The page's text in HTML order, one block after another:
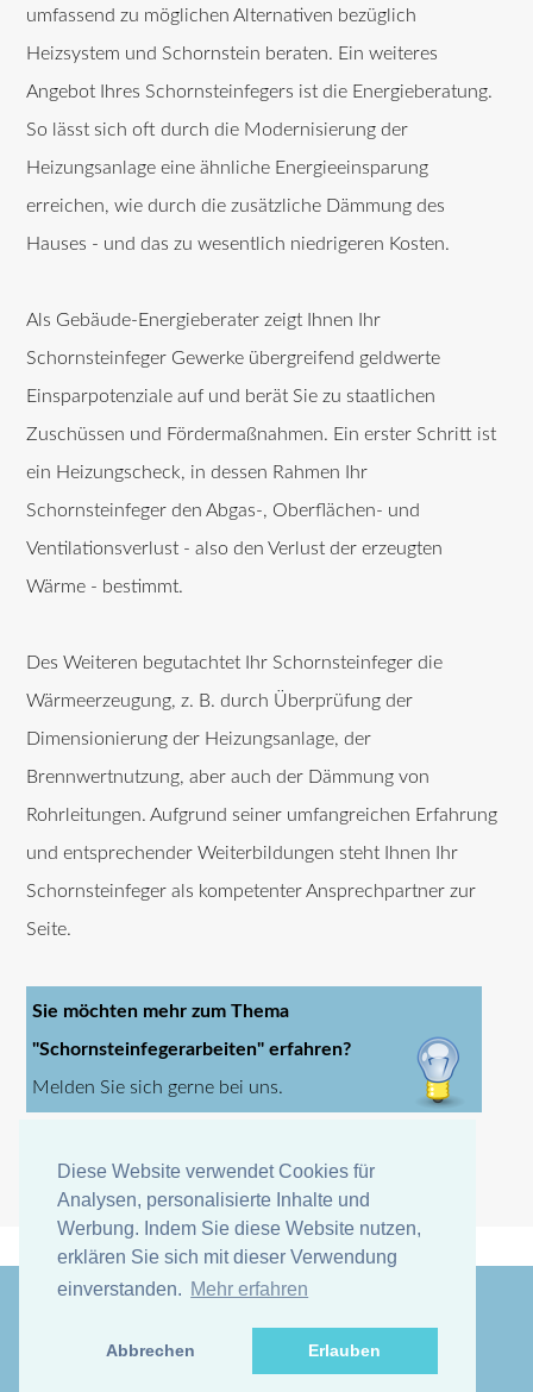
Diese Website verwendet Cookies für
Analysen, personalisierte Inhalte und
Werbung. Indem Sie diese Website nutzen,
erklären Sie sich mit dieser Verwendung
einverstanden. Mehr erfahren
Abbrechen Erlauben
Diese Website verwendet Cookies für
Analysen, personalisierte Inhalte und
Werbung. Indem Sie diese Website nutzen,
erklären Sie sich mit dieser Verwendung
einverstanden. Mehr erfahren
Abbrechen Erlauben
umfassend zu möglichen Alternativen bezüglich
Heizsystem und Schornstein beraten. Ein weiteres
Angebot Ihres Schornsteinfegers ist die Energieberatung.
So lässt sich oft durch die Modernisierung der
Heizungsanlage eine ähnliche Energieeinsparung
erreichen, wie durch die zusätzliche Dämmung des
Hauses - und das zu wesentlich niedrigeren Kosten.
Als Gebäude-Energieberater zeigt Ihnen Ihr
Schornsteinfeger Gewerke übergreifend geldwerte
Einsparpotenziale auf und berät Sie zu staatlichen
Zuschüssen und Fördermaßnahmen. Ein erster Schritt ist
ein Heizungscheck, in dessen Rahmen Ihr
Schornsteinfeger den Abgas-, Oberflächen- und
Ventilationsverlust - also den Verlust der erzeugten
Wärme - bestimmt.
Des Weiteren begutachtet Ihr Schornsteinfeger die
Wärmeerzeugung, z. B. durch Überprüfung der
Dimensionierung der Heizungsanlage, der
Brennwertnutzung, aber auch der Dämmung von
Rohrleitungen. Aufgrund seiner umfangreichen Erfahrung
und entsprechender Weiterbildungen steht Ihnen Ihr
Schornsteinfeger als kompetenter Ansprechpartner zur
Seite.
Sie möchten mehr zum Thema
"Schornsteinfegerarbeiten" erfahren?
Melden Sie sich gerne bei uns.
TEMPLATED. ImagesUnsplash